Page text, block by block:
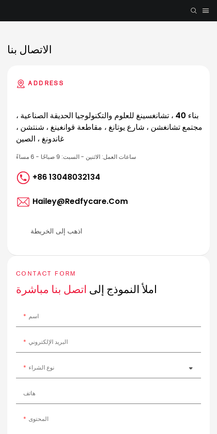
الاتصال بنا
ADDRESS
بناء 40 ، تشانغسينغ للعلوم والتكنولوجيا الحديقة الصناعية ،
مجتمع تشانغشن ، شارع يوتانغ ، مقاطعة قوانغينغ ، شنتشن ،
غاندونغ ، الصين
ساعات العمل: الاثنين - السبت: 9 صباحًا - 6 مساءً
+86 13048032134
Hailey@redfycare.com
اذهب إلى الخريطة
CONTACT FORM
املأ النموذج إلى اتصل بنا مباشرة
اسم
البريد الإلكتروني
نوع الشراء
هاتف
المحتوى